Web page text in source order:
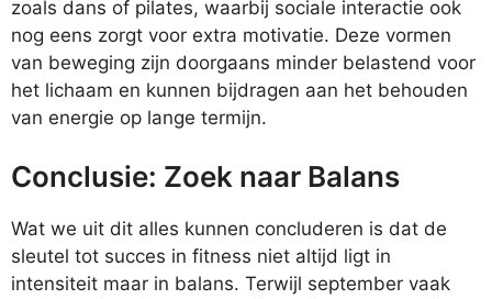
zoals dans of pilates, waarbij sociale interactie ook
nog eens zorgt voor extra motivatie. Deze vormen
van beweging zijn doorgaans minder belastend voor
het lichaam en kunnen bijdragen aan het behouden
van energie op lange termijn.
Conclusie: Zoek naar Balans
Wat we uit dit alles kunnen concluderen is dat de
sleutel tot succes in fitness niet altijd ligt in
intensiteit maar in balans. Terwijl september vaak